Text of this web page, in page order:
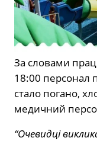
За словами
18:00 персонал
стало погано,
медичний
“Очевидці